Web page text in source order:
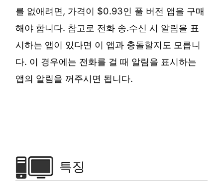
를 없애려면, 가격이 $0.93인 풀 버전 앱을 구매
해야 합니다. 참고로 전화 송.수신 시 알림을 표
시하는 앱이 있다면 이 앱과 충돌할지도 모릅니
다. 이 경우에는 전화를 걸 때 알림을 표시하는
앱의 알림을 꺼주시면 됩니다.
특징